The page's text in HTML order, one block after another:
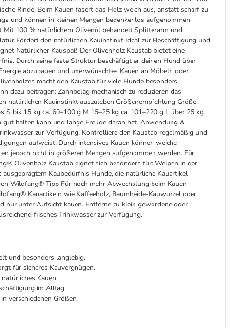
Rinde. Beim Kauen fasert das Holz weich aus, anstatt scharf zu
und können in kleinen Mengen bedenkenlos aufgenommen
100 % natürlichem Olivenöl behandelt Splitterarm und
Fördert den natürlichen Kauinstinkt Ideal zur Beschäftigung und
Natürlicher Kauspaß Der Olivenholz Kaustab bietet eine
Durch seine feste Struktur beschäftigt er deinen Hund über
abzubauen und unerwünschtes Kauen an Möbeln oder
macht den Kaustab für viele Hunde besonders
dazu beitragen: Zahnbelag mechanisch zu reduzieren das
natürlichen Kauinstinkt auszuleben Größenempfehlung Größe
bis 15 kg ca. 60–100 g M 15–25 kg ca. 101–220 g L über 25 kg
halten kann und lange Freude daran hat. Anwendung &
zur Verfügung. Kontrolliere den Kaustab regelmäßig und
aufweist. Durch intensives Kauen können weiche
jedoch nicht in größeren Mengen aufgenommen werden. Für
Olivenholz Kaustab eignet sich besonders für: Welpen in der
Kaubedürfnis Hunde, die natürliche Kauartikel
Wildfang® Tipp Für noch mehr Abwechslung beim Kauen
Kauartikeln wie Kaffeeholz, Baumheide-Kauwurzel oder
nur unter Aufsicht kauen. Entferne zu klein gewordene oder
frisches Trinkwasser zur Verfügung.
und besonders langlebig.
für sicheres Kauvergnügen.
Kauen.
im Alltag.
verschiedenen Größen.